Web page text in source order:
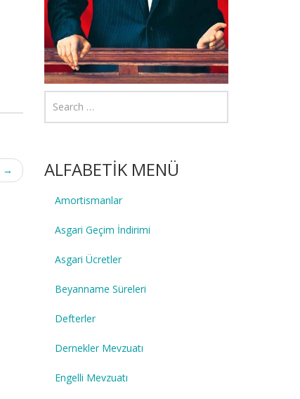
→ ALFABETİK MENÜ
Amortismanlar
Asgari Geçim İndirimi
Asgari Ücretler
Beyanname Süreleri
Defterler
Dernekler Mevzuatı
Engelli Mevzuatı